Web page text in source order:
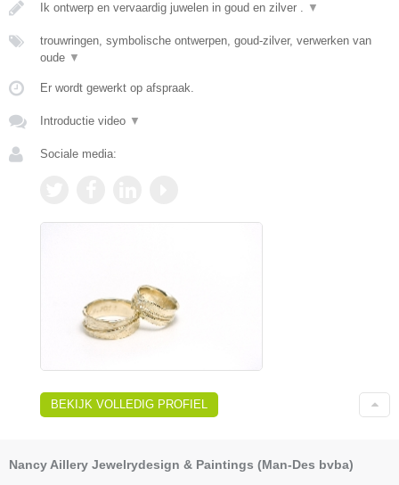
Ik ontwerp en vervaardig juwelen in goud en zilver . ▼
trouwringen, symbolische ontwerpen, goud-zilver, verwerken van
oude ▼
Er wordt gewerkt op afspraak.
Introductie video ▼
Sociale media:
BEKIJK VOLLEDIG PROFIEL
Nancy Aillery Jewelrydesign & Paintings (Man-Des bvba)